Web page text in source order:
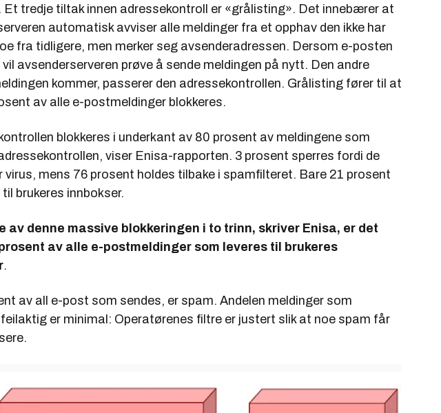
Et tredje tiltak innen adressekontroll er «grålisting». Det innebærer at
automatisk avviser alle meldinger fra et opphav den ikke har
fra tidligere, men merker seg avsenderadressen. Dersom e-posten
avsenderserveren prøve å sende meldingen på nytt. Den andre
kommer, passerer den adressekontrollen. Grålisting fører til at
av alle e-postmeldinger blokkeres.
blokkeres i underkant av 80 prosent av meldingene som
viser Enisa-rapporten. 3 prosent sperres fordi de
virus, mens 76 prosent holdes tilbake i spamfilteret. Bare 21 prosent
brukeres innbokser.
av denne massive blokkeringen i to trinn, skriver Enisa, er det
av alle e-postmeldinger som leveres til brukeres
.
av all e-post som sendes, er spam. Andelen meldinger som
feilaktig er minimal: Operatørenes filtre er justert slik at noe spam får